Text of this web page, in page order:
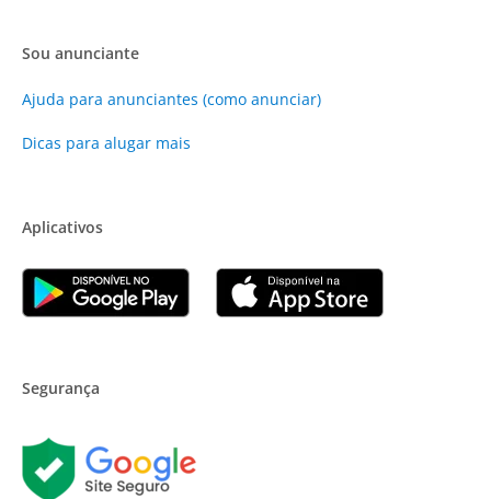
Sou anunciante
Ajuda para anunciantes (como anunciar)
Dicas para alugar mais
Aplicativos
Segurança